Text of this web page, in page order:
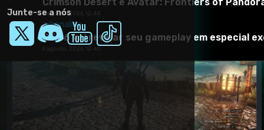
Junte-se a nós6 agosto, 2026, 12:44
adrenaline
GTA 6 vai revelar seu gameplay em especial
6 agosto, 2026, 12:40